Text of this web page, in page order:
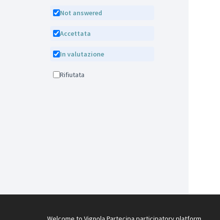
Not answered
Accettata
In valutazione
Rifiutata